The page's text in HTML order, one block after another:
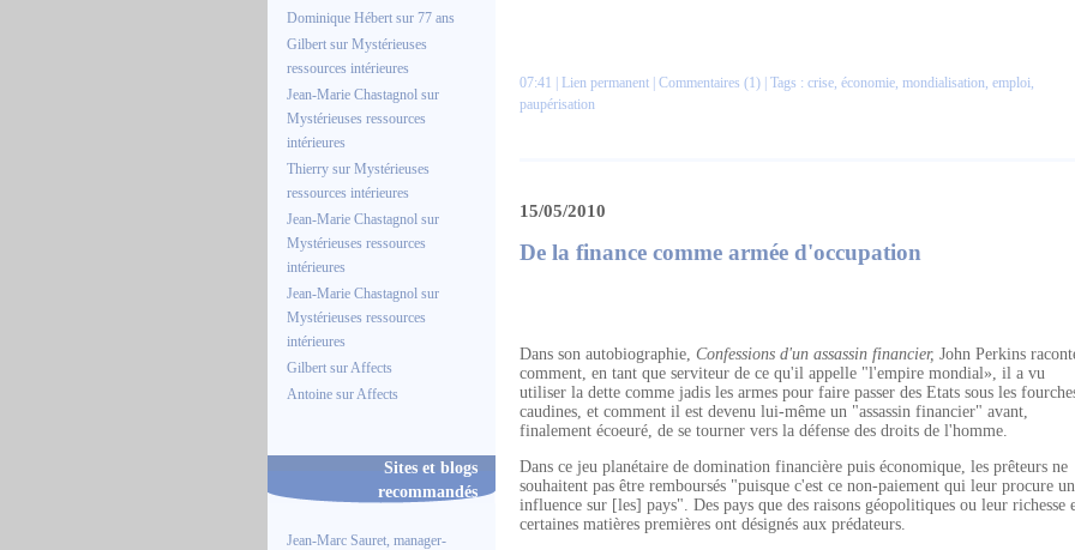
Dominique Hébert sur 77 ans
Gilbert sur Mystérieuses
ressources intérieures
Jean-Marie Chastagnol sur
Mystérieuses ressources
intérieures
Thierry sur Mystérieuses
ressources intérieures
Jean-Marie Chastagnol sur
Mystérieuses ressources
intérieures
Jean-Marie Chastagnol sur
Mystérieuses ressources
intérieures
Gilbert surAffects
Antoine surAffects
Sites et blogs
recommandés
Jean-Marc Sauret, manager-
07:41 | Lien permanent Commentaires (1) | Tags : crise, économie, mondialisation, emploi,
paupérisation
15/05/2010
De la finance comme armée d'occupation
Dans son autobiographie, Confessions d'un assassin financier, John Perkins
comment, en tant que serviteur de ce qu'il appelle "l'empire mondial», il a vu
utiliser la dette comme jadis les armes pour faire passer des Etats sous les
caudines, et comment il est devenu lui-même un "assassin financier" avant,
finalement écoeuré, de se tourner vers la défense des droits de l'homme.
Dans ce jeu planétaire de domination financière puis économique, les prêteurs ne
souhaitent pas être remboursés "puisque c'est ce non-paiement qui leur procure
influence sur [les] pays". Des pays que des raisons géopolitiques ou leur richesse
certaines matières premières ont désignés aux prédateurs.